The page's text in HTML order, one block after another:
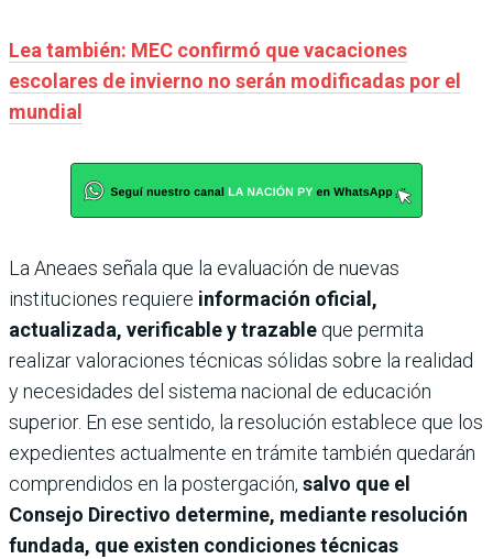
Lea también: MEC confirmó que vacaciones
escolares de invierno no serán modificadas por el
mundial
La Aneaes señala que la evaluación de nuevas
instituciones requiere información oficial,
actualizada, verificable y trazable que permita
realizar valoraciones técnicas sólidas sobre la realidad
y necesidades del sistema nacional de educación
superior. En ese sentido, la resolución establece que los
expedientes actualmente en trámite también quedarán
comprendidos en la postergación, salvo que el
Consejo Directivo determine, mediante resolución
fundada, que existen condiciones técnicas